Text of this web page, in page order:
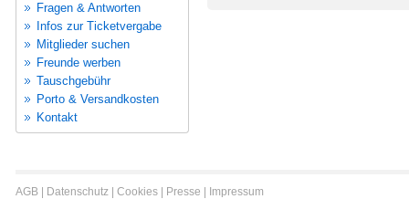
Fragen & Antworten
Infos zur Ticketvergabe
Mitglieder suchen
Freunde werben
Tauschgebühr
Porto & Versandkosten
Kontakt
AGB Datenschutz Cookies Presse Impressum